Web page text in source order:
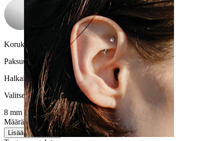
Korukiven väri:
Läpinäkyvä
Paksuus:
1 mm
Halkaisija
Valitse Halkaisija
8 mm
Määrä: 1
Muuta
Lisää ostoskoriin